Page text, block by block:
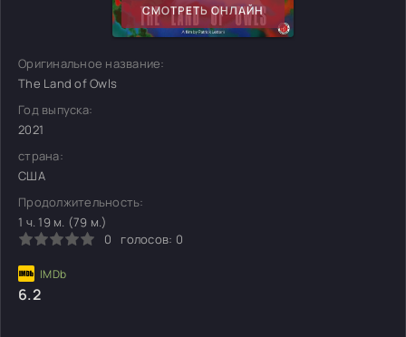
СМОТРЕТЬ ОНЛАЙН
Оригинальное название:
The Land of Owls
Год выпуска:
2021
страна:
США
Продолжительность:
1 ч. 19 м. (79 м.)
0
голосов: 0
6.2